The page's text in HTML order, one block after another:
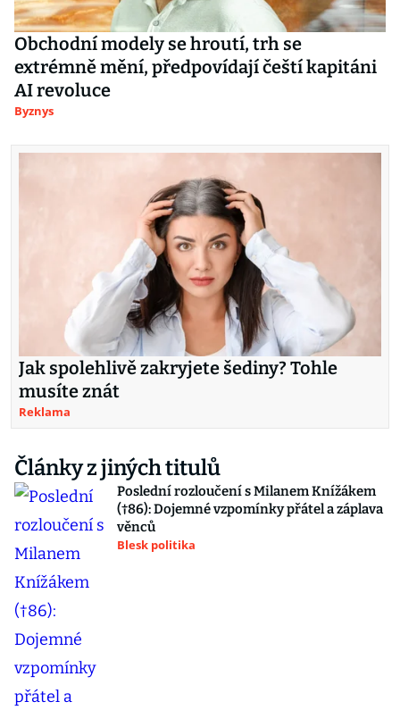
Obchodní modely se hroutí, trh se
extrémně mění, předpovídají čeští kapitáni
AI revoluce
Byznys
Jak spolehlivě zakryjete šediny? Tohle
musíte znát
Reklama
Články z jiných titulů
Poslední rozloučení s Milanem Knížákem
(†86): Dojemné vzpomínky přátel a záplava
věnců
Blesk politika